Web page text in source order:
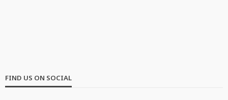
FIND US ON SOCIAL